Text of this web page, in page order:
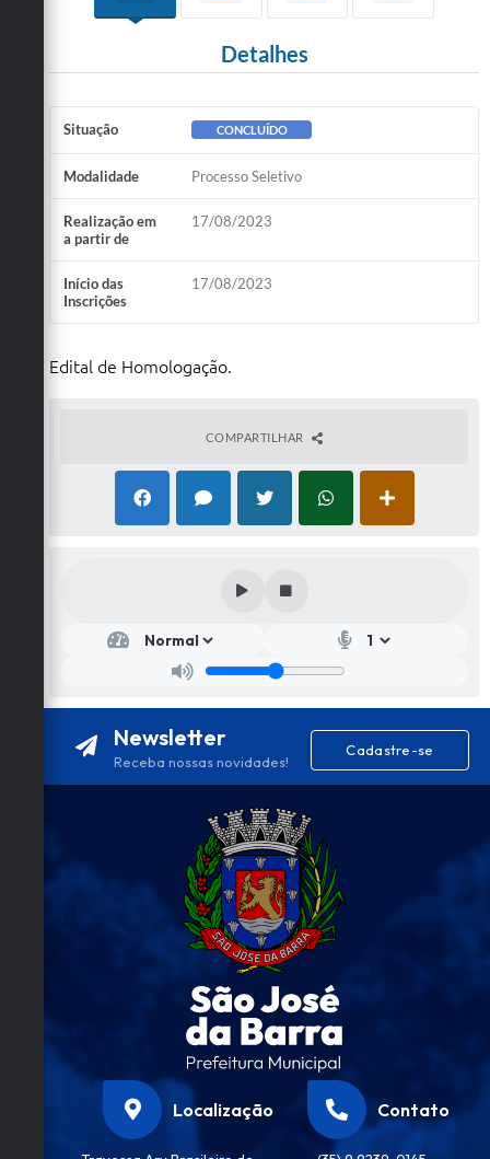
Detalhes
Situação CONCLUÍDO
Modalidade Processo Seletivo
Realização em
a partir de
17/08/2023
Início das
Inscrições
17/08/2023
Edital de Homologação.
COMPARTILHAR
Newsletter
Receba nossas novidades!
Cadastre-se
Localização Contato